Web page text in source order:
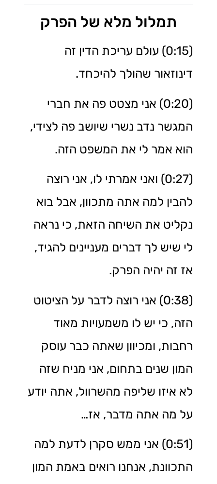
תמלול מלא של הפרק
(0:15) עולם עריכת הדין זה
דינוזאור שהולך להיכחד.
(0:20) אני מצטט פה את חברי
המגשר נדב נשרי שיושב פה לצידי,
הוא אמר לי את המשפט הזה.
(0:27) ואני אמרתי לו, אני רוצה
להבין למה אתה מתכוון, אבל בוא
נקליט את השיחה הזאת, כי נראה
לי שיש לך דברים מעניינים להגיד,
אז זה יהיה הפרק.
(0:38) אני רוצה לדבר על הציטוט
הזה, כי יש לו משמעויות מאוד
רחבות, ומכיוון שאתה כבר עוסק
המון שנים בתחום, אני מניח שזה
לא איזו שליפה מהשרוול, אתה יודע
על מה אתה מדבר, אז…
(0:51) אני ממש סקרן לדעת למה
התכוונת, אנחנו רואים באמת המון